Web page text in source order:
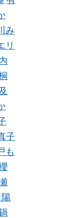
み
リ
子
も